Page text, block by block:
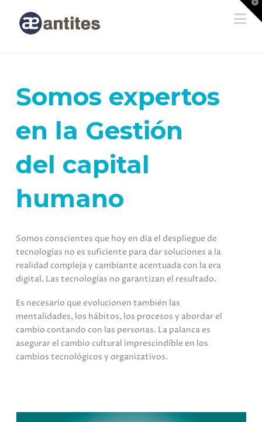
Somos expertos
en la Gestión
del capital
humano
Somos conscientes que hoy en díael despliegue de
tecnologías no es suficiente para dar soluciones a la
realidad compleja y cambiante acentuada con la era
digital. Las tecnologías no garantizan el resultado.
Es necesario que evolucionen también las
mentalidades, los hábitos, los procesos y abordar el
cambio contando con las personas. La palanca es
asegurar el cambio cultural imprescindible en los
cambios tecnológicos y organizativos.